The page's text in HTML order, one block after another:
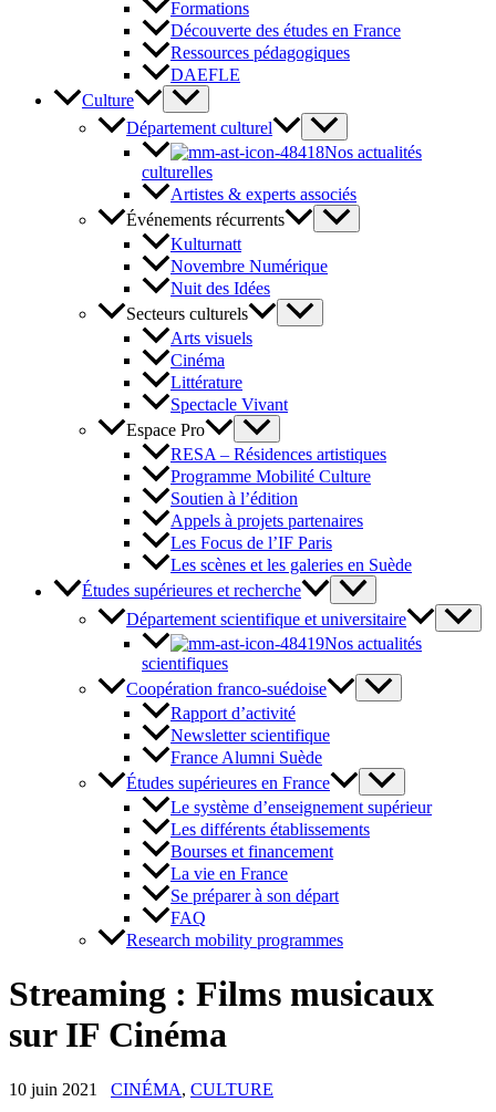
Formations
Découverte des études en France
Ressources pédagogiques
DAEFLE
Culture
Département culturel
Nos actualités
culturelles
Artistes & experts associés
Événements récurrents
Kulturnatt
Novembre Numérique
Nuit des Idées
Secteurs culturels
Arts visuels
Cinéma
Littérature
Spectacle Vivant
Espace Pro
RESA – Résidences artistiques
Programme Mobilité Culture
Soutien à l’édition
Appels à projets partenaires
Les Focus de l’IF Paris
Les scènes et les galeries en Suède
Études supérieures et recherche
Département scientifique et universitaire
Nos actualités
scientifiques
Coopération franco-suédoise
Rapport d’activité
Newsletter scientifique
France Alumni Suède
Études supérieures en France
Le système d’enseignement supérieur
Les différents établissements
Bourses et financement
La vie en France
Se préparer à son départ
FAQ
Research mobility programmes
Streaming : Films musicaux
sur IF Cinéma
10 juin 2021 CINÉMA, CULTURE